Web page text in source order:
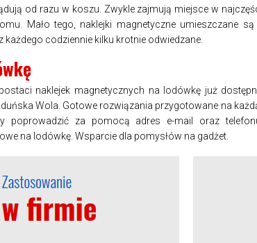
od razu w koszu. Zwykle zajmują miejsce w
Mało tego, naklejki magnetyczne umieszczane są
codziennie kilku krotnie odwiedzane.
naklejek magnetycznych na lodówkę już
Wola. Gotowe rozwiązania przygotowane na
poprowadzić za pomocą adres e-mail oraz
na lodówkę. Wsparcie dla pomysłów na gadżet.